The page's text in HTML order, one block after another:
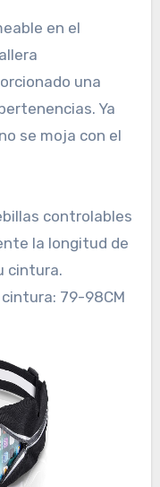
en el
una
Ya
se moja con el
controlables
la longitud de
cintura.
79-98CM